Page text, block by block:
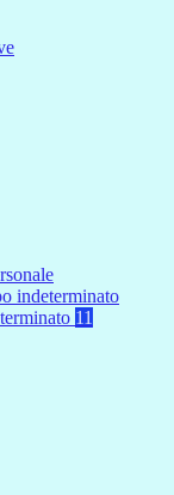
indeterminato
11